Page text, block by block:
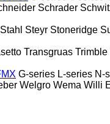
Schrader
Stahl Steyr Stoneridge
Transgruas Trimble
G-series L-series N-
Welgro Wema Willi